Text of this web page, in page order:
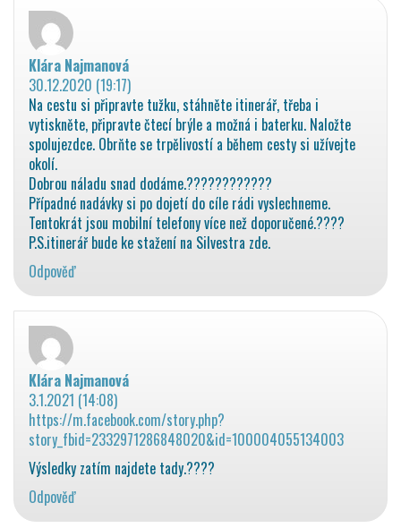
Klára Najmanová
30.12.2020 (19:17)
Na cestu si připravte tužku, stáhněte itinerář, třeba i
vytiskněte, připravte čtecí brýle a možná i baterku. Naložte
spolujezdce. Obrňte se trpělivostí a během cesty si užívejte
okolí.
Dobrou náladu snad dodáme.????????????
Případné nadávky si po dojetí do cíle rádi vyslechneme.
Tentokrát jsou mobilní telefony více než doporučené.????
P.S.itinerář bude ke stažení na Silvestra zde.
Odpověď
Klára Najmanová
3.1.2021 (14:08)
https://m.facebook.com/story.php?
story_fbid=2332971286848020&id=100004055134003
Výsledky zatím najdete tady.????
Odpověď